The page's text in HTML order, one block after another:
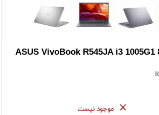
ASUS VivoBook R545JA i3 1005G1
موجود نیست